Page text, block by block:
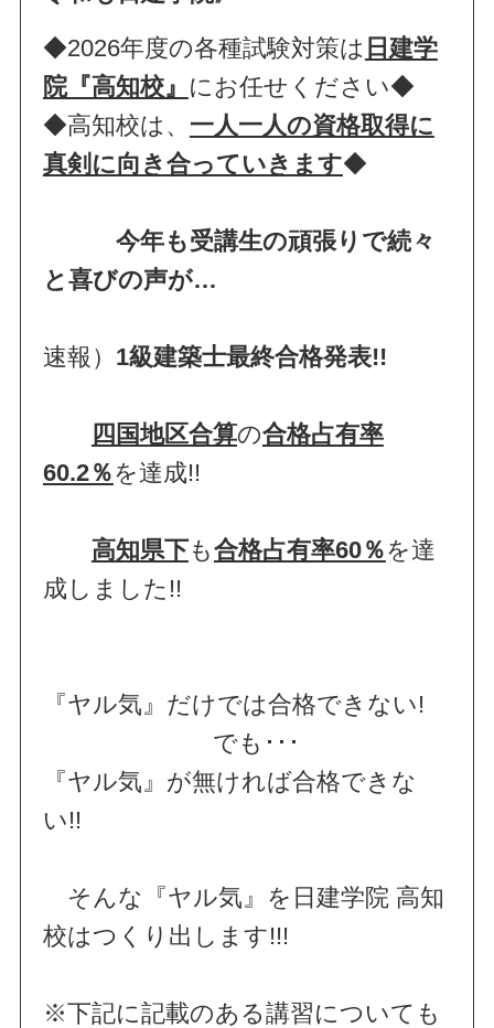
◆2026年度の各種試験対策は 日建学
院『高知校』 にお任せください◆
◆高知校は、 一人一人の資格取得に
真剣に向き合っていきます◆
今年も受講生の頑張りで続々
と喜びの声が…
速報） 1級建築士最終合格発表!!
四国地区合算の合格占有率
60.2％を達成!!
高知県下も合格占有率60％を達
成しました!!
『ヤル気』だけでは合格できない!
でも･･･
『ヤル気』が無ければ合格できな
い!!
そんな『ヤル気』を日建学院 高知
校はつくり出します!!!
※下記に記載のある講習についても